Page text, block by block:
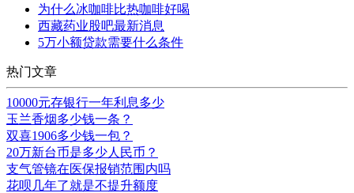
为什么冰咖啡比热咖啡好喝
西藏药业股吧最新消息
5万小额贷款需要什么条件
热门文章
10000元存银行一年利息多少
玉兰香烟多少钱一条？
双喜1906多少钱一包？
20万新台币是多少人民币？
支气管镜在医保报销范围内吗
花呗几年了就是不提升额度